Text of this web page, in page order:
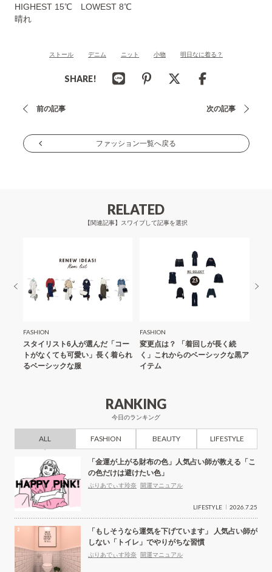
HIGHEST 15℃ LOWEST 8℃
晴れ
ストール デニム ニット 小物 明日なに着る？
SHARE!
投
ナ
前の記事 次の記事
ファッション一覧へ戻る
RELATED
【関連記事】スワイプして記事を選択
FASHION
スタイリスト6人が選んだ「コー
トがなくても可愛い」長く着られ
るベーシックな服
FASHION
変更点は？ 「着回しが長く続
く」これからのベーシックな黒ア
イテム
RANKING
今日のランキング
ALL FASHION BEAUTY LIFESTYLE
「金運が上がる財布の色」人気占い師が教える「こ
の色だけは避けたい色」
ぷりあでぃす玲奈 開運マニュアル
LIFESTYLE 2026.7.25
「もしそうなら運気を下げています」 人気占い師が
しない「トイレ」でやりがちな習慣
ぷりあでぃす玲奈 開運マニュアル